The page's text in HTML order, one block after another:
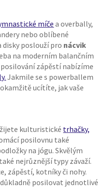
míče a overbally,
nebo oblíbené
disky poslouží pro nácvik
na moderním balančním
posilování zápěstí nabízíme
Jakmile se s powerballem
ucítíte, jak vaše
kulturistické trhačky,
posilovnu také
na jógu. Skvělým
nejrůznější typy závaží.
zápěstí, kotníky či nohy.
posilovat jednotlivé